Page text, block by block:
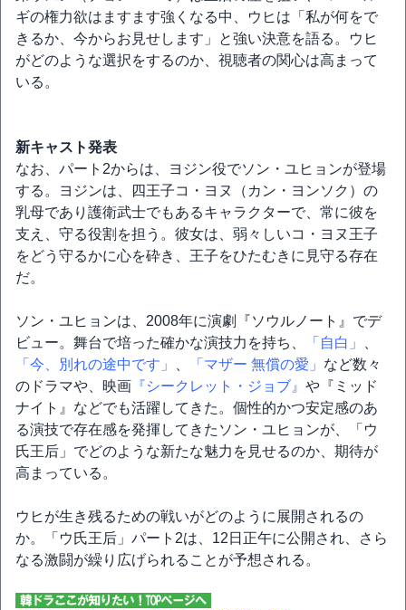
ギの権力欲はますます強くなる中、ウヒは「私が何をで
きるか、今からお見せします」と強い決意を語る。ウヒ
がどのような選択をするのか、視聴者の関心は高まって
いる。
新キャスト発表
なお、パート2からは、ヨジン役でソン・ユヒョンが登場
する。ヨジンは、四王子コ・ヨヌ（カン・ヨンソク）の
乳母であり護衛武士でもあるキャラクターで、常に彼を
支え、守る役割を担う。彼女は、弱々しいコ・ヨヌ王子
をどう守るかに心を砕き、王子をひたむきに見守る存在
だ。
ソン・ユヒョンは、2008年に演劇『ソウルノート』でデ
ビュー。舞台で培った確かな演技力を持ち、
「自白」
「今、別れの途中です」
「マザー 無償の愛」 など数々
のドラマや、映画 『シークレット・ジョブ』 や『ミッド
ナイト』などでも活躍してきた。個性的かつ安定感のあ
る演技で存在感を発揮してきたソン・ユヒョンが、「ウ
氏王后」でどのような新たな魅力を見せるのか、期待が
高まっている。
ウヒが生き残るための戦いがどのように展開されるの
か。「ウ氏王后」パート2は、12日正午に公開され、さら
なる激闘が繰り広げられることが予想される。